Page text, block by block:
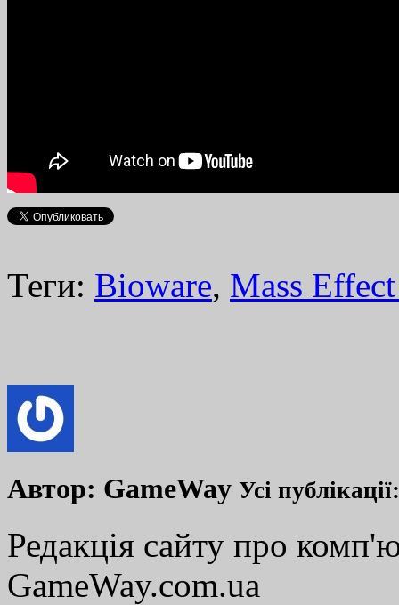
Теги: Bioware, Mass
Автор: GameWay Усі
Редакція сайту про
GameWay.com.ua